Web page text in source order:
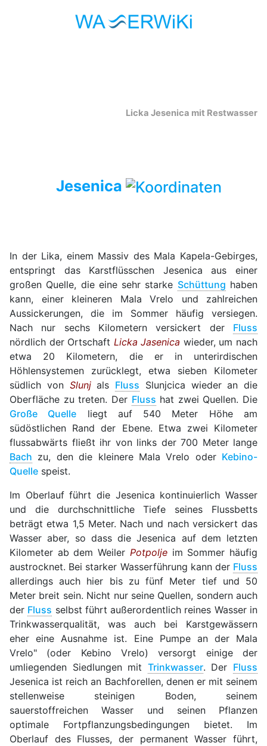
Licka Jesenica mit Restwasser
Jesenica
In der Lika, einem Massiv des Mala Kapela-Gebirges,
entspringt das Karstflüsschen Jesenica aus einer
großen Quelle, die eine sehr starke Schüttung haben
kann, einer kleineren Mala Vrelo und zahlreichen
Aussickerungen, die im Sommer häufig versiegen.
Nach nur sechs Kilometern versickert der Fluss
nördlich der Ortschaft Licka Jasenica wieder, um nach
etwa 20 Kilometern, die er in unterirdischen
Höhlensystemen zurücklegt, etwa sieben Kilometer
südlich von Slunjals Fluss Slunjcica wieder an die
Oberfläche zu treten. Der Fluss hat zwei Quellen. Die
Große Quelle liegt auf 540 Meter Höhe am
südöstlichen Rand der Ebene. Etwa zwei Kilometer
flussabwärts fließt ihr von links der 700 Meter lange
Bach zu, den die kleinere Mala Vrelo oder Kebino-
Quelle speist.
Im Oberlauf führt die Jesenica kontinuierlich Wasser
und die durchschnittliche Tiefe seines Flussbetts
beträgt etwa 1,5 Meter. Nach und nach versickert das
Wasser aber, so dass die Jesenica auf dem letzten
Kilometer ab dem Weiler Potpoljeim Sommer häufig
austrocknet. Bei starker Wasserführung kann der Fluss
allerdings auch hier bis zu fünf Meter tief und 50
Meter breit sein. Nicht nur seine Quellen, sondern auch
der Fluss selbst führt außerordentlich reines Wasser in
Trinkwasserqualität, was auch bei Karstgewässern
eher eine Ausnahme ist. Eine Pumpe an der Mala
Vrelo" (oder Kebino Vrelo) versorgt einige der
umliegenden Siedlungen mit Trinkwasser. Der Fluss
Jesenica ist reich an Bachforellen, denen er mit seinem
stellenweise steinigen Boden, seinem
sauerstoffreichen Wasser und seinen Pflanzen
optimale Fortpflanzungsbedingungen bietet. Im
Oberlauf des Flusses, der permanent Wasser führt,